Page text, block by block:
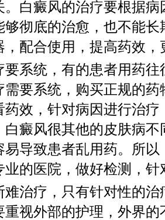
。白癜风的治疗要根据
够彻底的治愈，也不能
，配合使用，提高药效，
要系统，有的患者用药
需要系统，购买正规的
药效，针对病因进行治
白癜风很其他的皮肤病
易导致患者乱用药。所
业的医院，做好检测，针
难治疗，只有针对性的
重视外部的护理，外界